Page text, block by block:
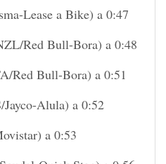
Lease a Bike) a 0:47
Red Bull-Bora) a 0:48
Red Bull-Bora) a 0:51
Alula) a 0:52
a 0:53